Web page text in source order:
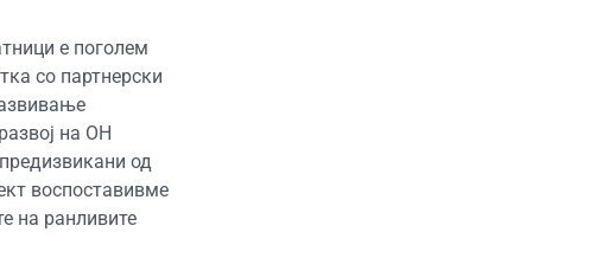
е поголем
со партнерски
на ОН
од
воспоставивме
на ранливите